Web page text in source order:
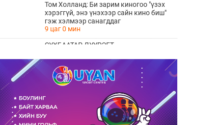
Том Холланд: Би зарим киногоо "үзэх
хэрэггүй, энэ үнэхээр сайн кино биш"
гэж хэлмээр санагддаг
9 цаг 0 мин
СҮХБААТАР ДҮҮРЭГТ
ҮРГЭЛЖИЛЖ БАЙНА
10 цаг 57 мин
Ирэх 10 хоногийн цаг агаарын
11 цаг 4 мин